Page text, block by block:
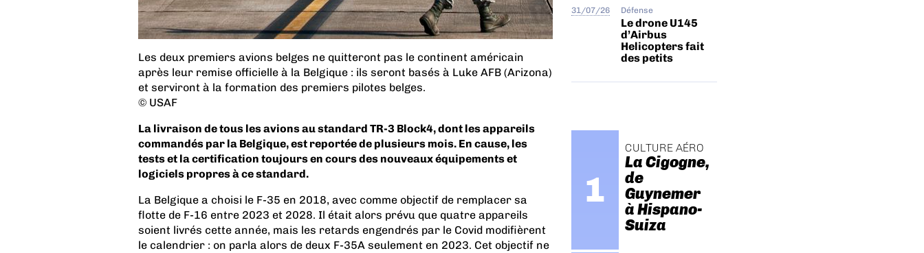
Les deux premiers avions belges ne quitteront pas le continent américain
après leur remise officielle à la Belgique : ils seront basés à Luke AFB (Arizona)
et serviront à la formation des premiers pilotes belges.
© USAF
La livraison de tous les avions au standard TR-3 Block4, dont les appareils
commandés par la Belgique, est reportée de plusieurs mois. En cause, les
tests et la certification toujours en cours des nouveaux équipements et
logiciels propres à ce standard.
La Belgique a choisi le F-35 en 2018, avec comme objectif de remplacer sa
flotte de F-16 entre 2023 et 2028. Il était alors prévu que quatre appareils
soient livrés cette année, mais les retards engendrés par le Covid modifièrent
le calendrier : on parla alors de deux F-35A seulement en 2023. Cet objectif ne
31/07/26 Défense
Le drone U145
d’Airbus
Helicopters fait
des petits
CULTURE AÉRO
La Cigogne,
de
Guynemer
à Hispano-
Suiza